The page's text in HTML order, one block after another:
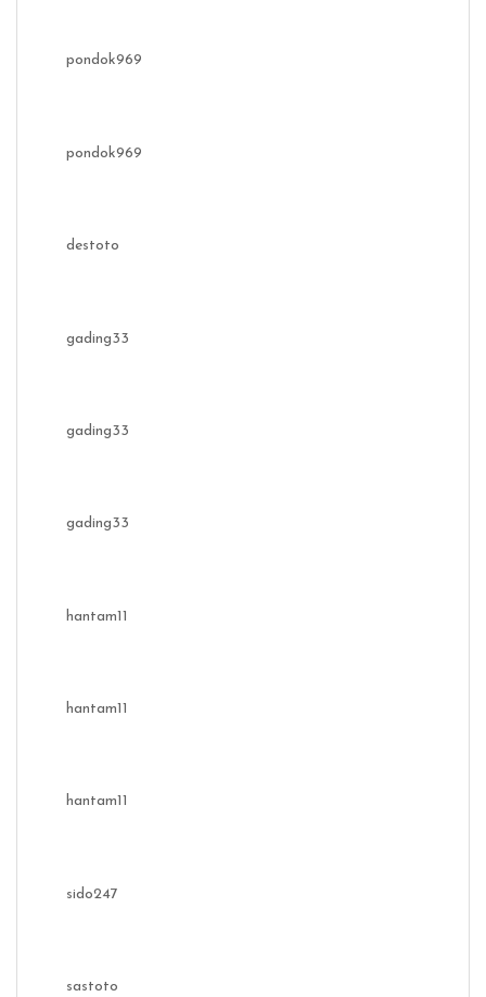
pondok969
pondok969
destoto
gading33
gading33
gading33
hantam11
hantam11
hantam11
sido247
sastoto